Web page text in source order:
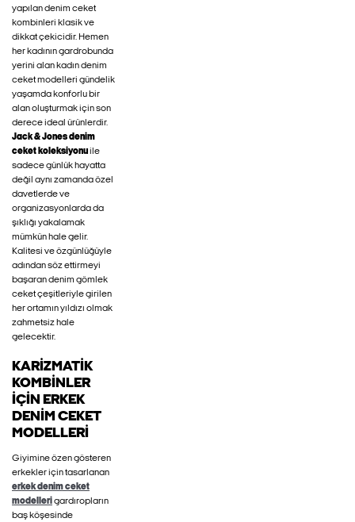
yapılan denim ceket
kombinleri klasik ve
dikkat çekicidir. Hemen
her kadının gardrobunda
yerini alan kadın denim
ceket modelleri gündelik
yaşamda konforlu bir
alan oluşturmak için son
derece ideal ürünlerdir.
Jack & Jones denim
ceket koleksiyonuile
sadece günlük hayatta
değil aynı zamanda özel
davetlerde ve
organizasyonlarda da
şıklığı yakalamak
mümkün hale gelir.
Kalitesi ve özgünlüğüyle
adından söz ettirmeyi
başaran denim gömlek
ceket çeşitleriyle girilen
her ortamın yıldızı olmak
zahmetsiz hale
gelecektir.
KARIZMATIK
KOMBINLER
IÇIN ERKEK
DENIM CEKET
MODELLERI
Giyimine özen gösteren
erkekler için tasarlanan
erkek denim ceket
modellerigardıropların
baş köşesinde